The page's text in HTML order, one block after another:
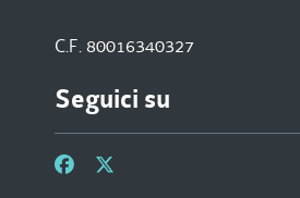
C.F. 80016340327
Seguici su